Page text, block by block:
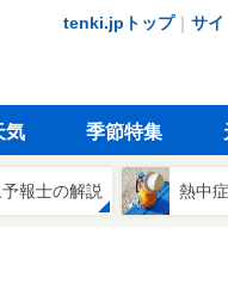
tenki.jpトップ｜ サイ
気 季節特集
報士の解説 熱中